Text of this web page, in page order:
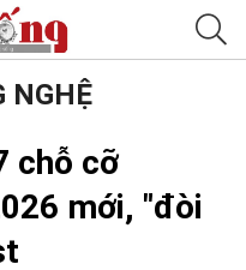
NGHỆ
chỗ cỡ
mới, "đòi